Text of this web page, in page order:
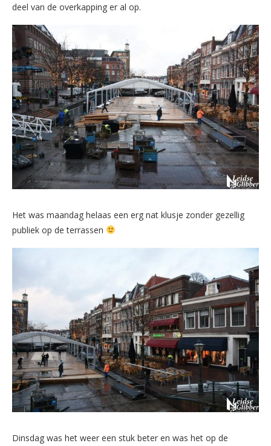
deel van de overkapping er al op.
Het was maandag helaas een erg nat klusje zonder gezellig
publiek op de terrassen
Dinsdag was het weer een stuk beter en was het op de